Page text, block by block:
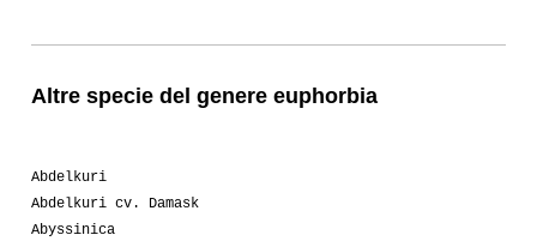
Altre specie del genere euphorbia
Abdelkuri
Abdelkuri cv. Damask
Abyssinica